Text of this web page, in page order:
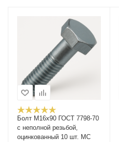
Болт М16x90 ГОСТ 7798-70
с неполной резьбой,
оцинкованный 10 шт. МС